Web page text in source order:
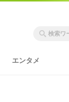
エンタメ